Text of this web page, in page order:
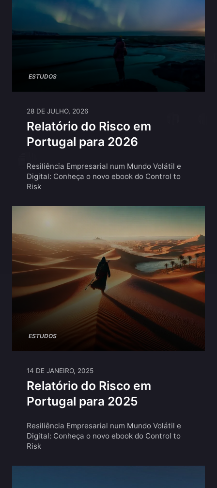
ESTUDOS
28 DE JULHO, 2026
Relatório do Risco em
Portugal para 2026
Resiliência Empresarial num Mundo Volátil e
Digital: Conheça o novo ebook do Control to
Risk
ESTUDOS
14 DE JANEIRO, 2025
Relatório do Risco em
Portugal para 2025
Resiliência Empresarial num Mundo Volátil e
Digital: Conheça o novo ebook do Control to
Risk